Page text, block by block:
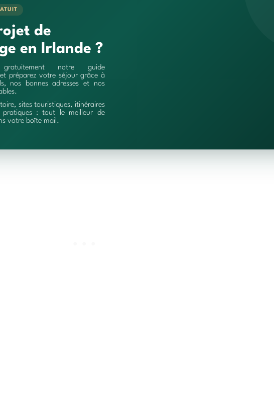
de
en Irlande ?
gratuitement notre guide
préparez votre séjour grâce à
nos bonnes adresses et nos
sites touristiques, itinéraires
pratiques : tout le meilleur de
votre boîte mail.